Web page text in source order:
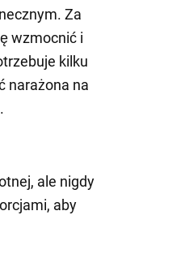
Za
wzmocnić i
kilku
narażona na
ale nigdy
aby